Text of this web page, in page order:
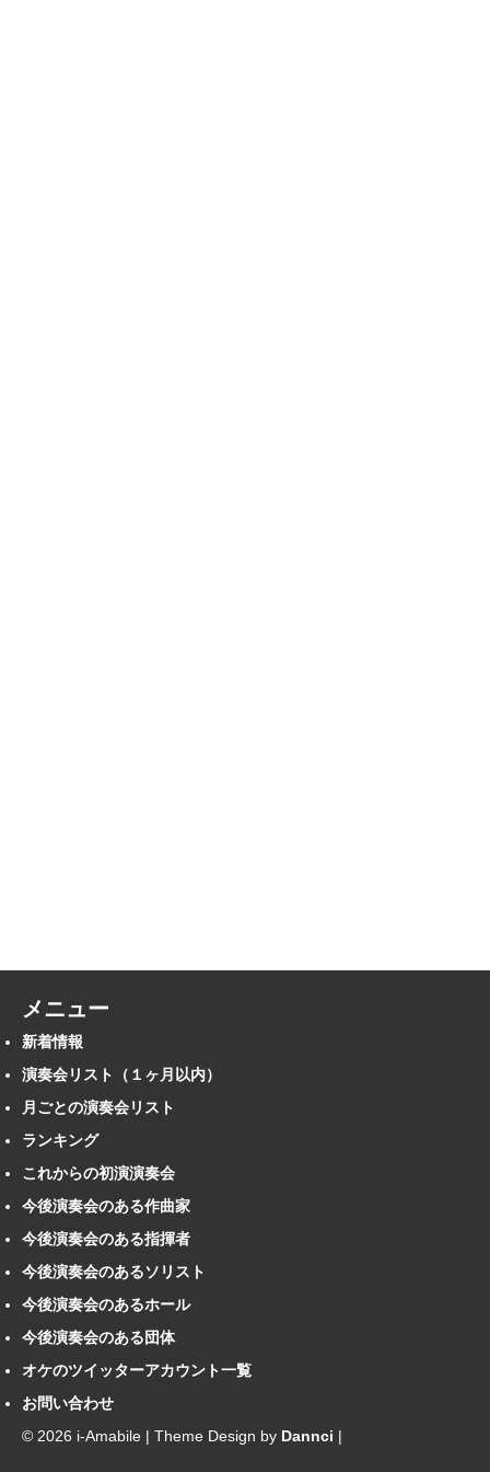
メニュー
新着情報
演奏会リスト（１ヶ月以内）
月ごとの演奏会リスト
ランキング
これからの初演演奏会
今後演奏会のある作曲家
今後演奏会のある指揮者
今後演奏会のあるソリスト
今後演奏会のあるホール
今後演奏会のある団体
オケのツイッターアカウント一覧
お問い合わせ
© 2026 i-Amabile | Theme Design by Dannci |